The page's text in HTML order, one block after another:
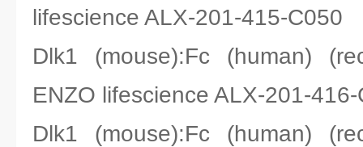
lifescience ALX-201-415-C050
Dlk1 (mouse):Fc (human)
ENZO lifescience ALX-201-
Dlk1 (mouse):Fc (human)